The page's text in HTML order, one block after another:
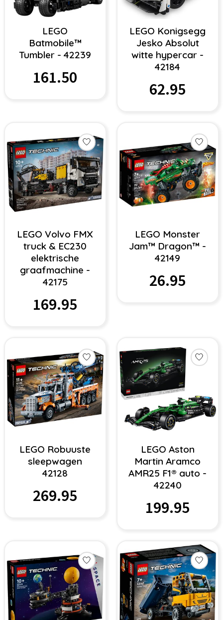
LEGO
Batmobile™
Tumbler - 42239
161.50
LEGO Konigsegg
Jesko Absolut
witte hypercar -
42184
62.95
LEGO Volvo FMX
truck & EC230
elektrische
graafmachine -
42175
169.95
LEGO Monster
Jam™ Dragon™ -
42149
26.95
LEGO Robuuste
sleepwagen
42128
269.95
LEGO Aston
Martin Aramco
AMR25 F1® auto -
42240
199.95